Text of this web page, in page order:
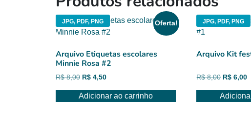
JPG, PDF, PNG Oferta!
Arquivo Etiquetas escolares
Minnie Rosa #2
R$8,00 O
original
R$ 4,50O
atual
Adicionar ao carrinho
JPG, PDF, PNG
Arquivo Kit
R$8,00 O
original
R$ 6,00O